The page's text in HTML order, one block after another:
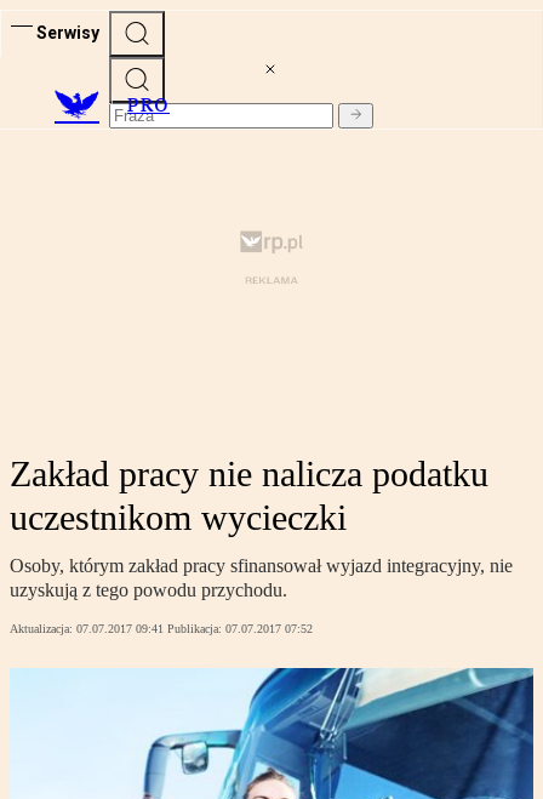
Serwisy
PRO
Zakład pracy nie nalicza podatku
uczestnikom wycieczki
Osoby, którym zakład pracy sfinansował wyjazd integracyjny, nie
uzyskują z tego powodu przychodu.
Aktualizacja: 07.07.2017 09:41 Publikacja: 07.07.2017 07:52